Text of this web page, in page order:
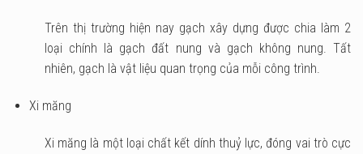
Trên thị trường hiện nay gạch xây dựng được chia làm 2
loại chính là gạch đất nung và gạch không nung. Tất
nhiên, gạch là vật liệu quan trọng của mỗi công trình.
Xi măng
Xi măng là một loại chất kết dính thuỷ lực, đóng vai trò cực